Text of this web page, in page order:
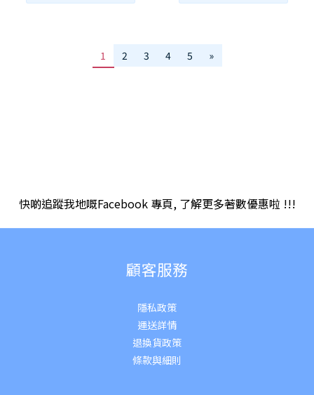
1 2 3 4 5 »
快啲追蹤我地嘅Facebook 專頁, 了解更多著數優惠啦 !!!
顧客服務
隱私政策
運送詳情
退換貨政策
條款與細則